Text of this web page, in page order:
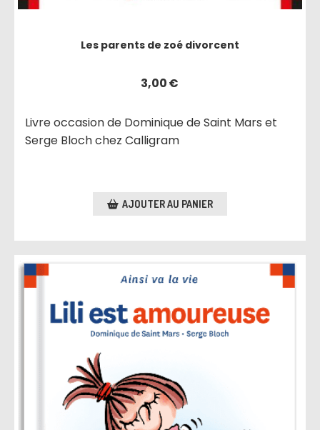
Les parents de zoé divorcent
3,00€
Livre occasion de Dominique de Saint Mars et
Serge Bloch chez Calligram
AJOUTER AU PANIER